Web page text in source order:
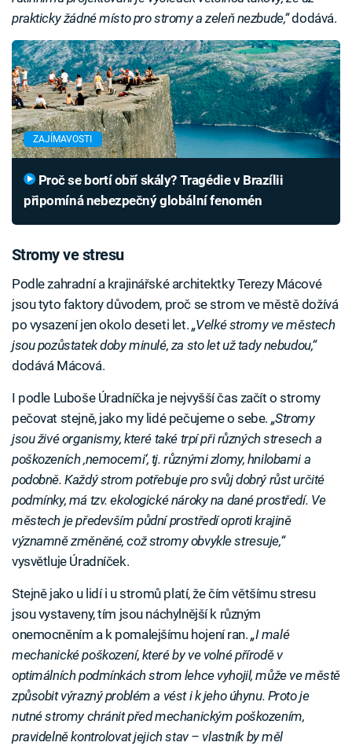
prakticky žádné místo pro stromy a zeleň nezbude,“dodává.
ZAJÍMAVOSTI
připomíná nebezpečný globální fenomén
Stromy ve stresu
Podle zahradní a krajinářské architektky Terezy Mácové
jsou tyto faktory důvodem, proč se strom ve městě dožívá
po vysazení jen okolo deseti let. „Velké stromy ve městech
jsou pozůstatek doby minulé, za sto let už tady nebudou,“
dodává Mácová.
I podle Luboše Úradníčka je nejvyšší čas začít o stromy
pečovat stejně, jako my lidé pečujeme o sebe. „Stromy
jsou živé organismy, které také trpí při různých stresech a
poškozeních ‚nemocemi‘, tj. různými zlomy, hnilobami a
podobně. Každý strom potřebuje pro svůj dobrý růst určité
podmínky, má tzv. ekologické nároky na dané prostředí. Ve
městech je především půdní prostředí oproti krajině
významně změněné, což stromy obvykle stresuje,“
vysvětluje Úradníček.
Stejně jako u lidí i u stromů platí, že čím většímu stresu
jsou vystaveny, tím jsou náchylnější k různým
onemocněním a k pomalejšímu hojení ran.„I malé
mechanické poškození, které by ve volné přírodě v
optimálních podmínkách strom lehce vyhojil, může ve městě
způsobit výrazný problém a vést i k jeho úhynu. Proto je
nutné stromy chránit před mechanickým poškozením,
pravidelně kontrolovat jejich stav – vlastník by měl